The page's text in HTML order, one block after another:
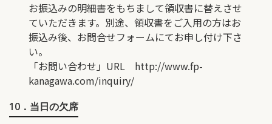
お振込みの明細書をもちまして領収書に替えさせ
ていただきます。別途、領収書をご入用の方はお
振込み後、お問合せフォームにてお申し付け下さ
い。
「お問い合わせ」URL http://www.fp-
kanagawa.com/inquiry/
10．当日の欠席